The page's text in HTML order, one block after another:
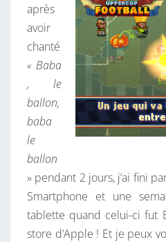
après
avoir
chanté
« Baba
, le
ballon,
baba
le
ballon
» pendant 2 jours, j’ai fini
Smartphone et une
tablette quand celui-ci fut
store d’Apple ! Et je peux